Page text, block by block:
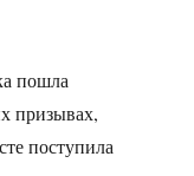
пошла
призывах,
поступила